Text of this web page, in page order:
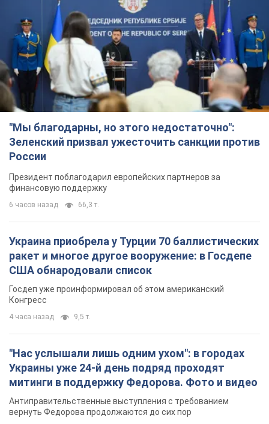
"Мы благодарны, но этого недостаточно":
Зеленский призвал ужесточить санкции против
России
Президент поблагодарил европейских партнеров за
финансовую поддержку
6 часов назад 66,3 т.
Украина приобрела у Турции 70 баллистических
ракет и многое другое вооружение: в Госдепе
США обнародовали список
Госдеп уже проинформировал об этом американский
Конгресс
4 часа назад 9,5 т.
"Нас услышали лишь одним ухом": в городах
Украины уже 24-й день подряд проходят
митинги в поддержку Федорова. Фото и видео
Антиправительственные выступления с требованием
вернуть Федорова продолжаются до сих пор